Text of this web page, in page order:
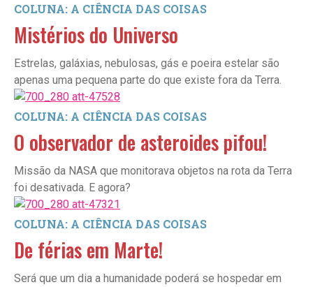
COLUNA: A CIÊNCIA DAS COISAS
Mistérios do Universo
Estrelas, galáxias, nebulosas, gás e poeira estelar são
apenas uma pequena parte do que existe fora da Terra.
COLUNA: A CIÊNCIA DAS COISAS
O observador de asteroides pifou!
Missão da NASA que monitorava objetos na rota da Terra
foi desativada. E agora?
COLUNA: A CIÊNCIA DAS COISAS
De férias em Marte!
Será que um dia a humanidade poderá se hospedar em